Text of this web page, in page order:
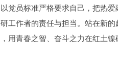
员标准严格要求自己，把热
工作者的责任与担当。站在新
用青春之智、奋斗之力在红土